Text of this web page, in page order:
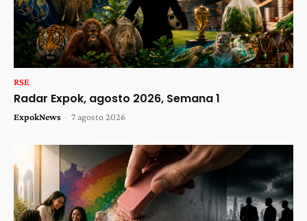
RSE
Radar Expok, agosto 2026, Semana 1
ExpokNews - 7 agosto 2026